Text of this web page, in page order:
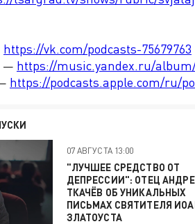
https://vk.com/podcasts-75679763
— https://music.yandex.ru/album/
https://podcasts.apple.com/ru/
07 АВГУСТА 13:00
"ЛУЧШЕЕ СРЕДСТВО ОТ
ДЕПРЕССИИ": ОТЕЦ
ТКАЧЁВ ОБ УНИКАЛЬНЫХ
ПИСЬМАХ СВЯТИТЕЛЯ
ЗЛАТОУСТА